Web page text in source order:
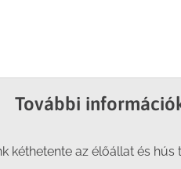
További
kéthetente az élőállat és